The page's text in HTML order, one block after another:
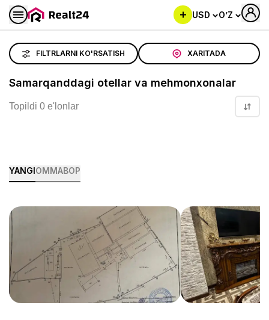
USD O’Z
FILTRLARNI KO'RSATISH XARITADA
Samarqanddagi otellar va mehmonxonalar
Topildi 0 e'lonlar
YANGIOMMABOP